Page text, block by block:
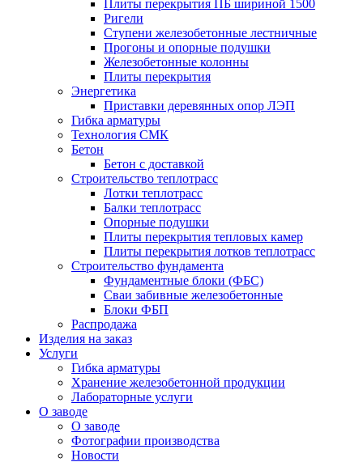
Плиты перекрытия ПБ шириной 1500
Ригели
Ступени железобетонные лестничные
Прогоны и опорные подушки
Железобетонные колонны
Плиты перекрытия
Энергетика
Приставки деревянных опор ЛЭП
Гибка арматуры
Технология СМК
Бетон
Бетон с доставкой
Строительство теплотрасс
Лотки теплотрасс
Балки теплотрасс
Опорные подушки
Плиты перекрытия тепловых камер
Плиты перекрытия лотков теплотрасс
Строительство фундамента
Фундаментные блоки (ФБС)
Сваи забивные железобетонные
Блоки ФБП
Распродажа
Изделия на заказ
Услуги
Гибка арматуры
Хранение железобетонной продукции
Лабораторные услуги
О заводе
О заводе
Фотографии производства
Новости